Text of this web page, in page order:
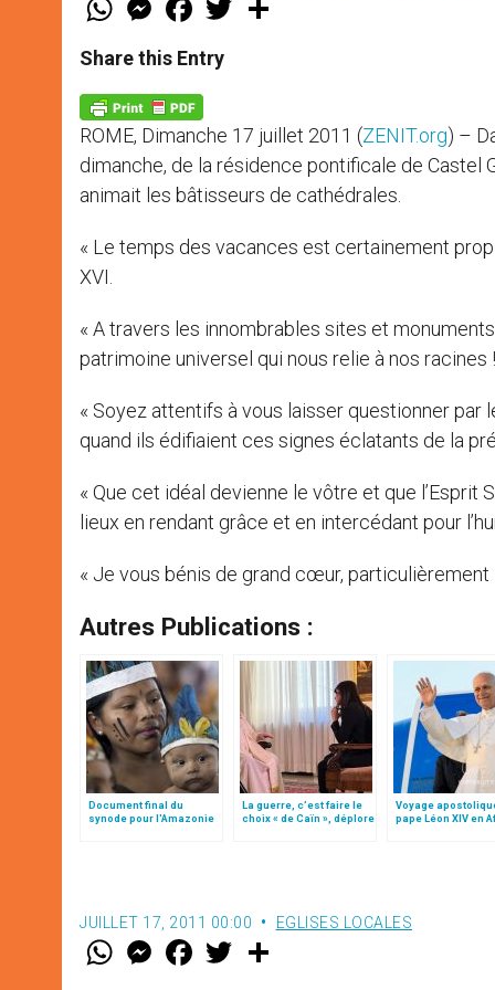
t
s
p
p
e
s
e
g
e
r
a
e
b
k
w
Share this Entry
ROME, Dimanche 17 juillet 2011 (ZENIT.org) –
dimanche, de la résidence pontificale de Castel
animait les bâtisseurs de cathédrales.
« Le temps des vacances est certainement
XVI.
« A travers les innombrables sites et
patrimoine universel qui nous relie à nos racines !
« Soyez attentifs à vous laisser questionner par
quand ils édifiaient ces signes éclatants de la
« Que cet idéal devienne le vôtre et que
lieux en rendant grâce et en intercédant pour
« Je vous bénis de grand cœur,
Autres Publications :
Document final du
synode pour l'Amazonie
La guerre, c’est faire le
choix « de Caïn », déplore
Voyage
pape Léon XIV en
JUILLET 17, 2011 00:00 EGLISES LOCALES
W M
e
F
a w